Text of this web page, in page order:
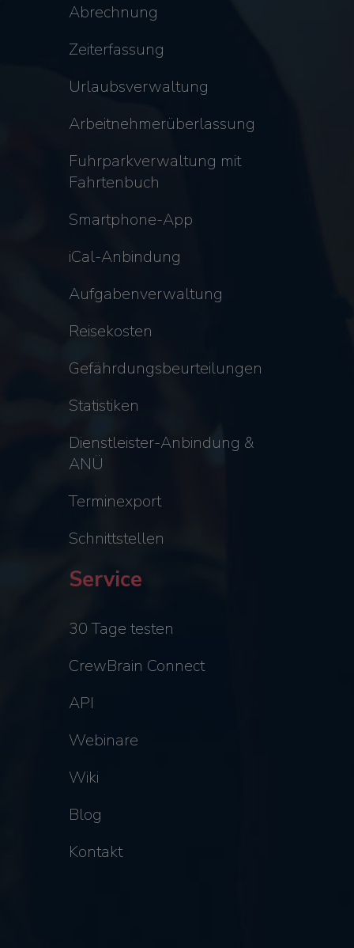
Abrechnung
Zeiterfassung
Urlaubsverwaltung
Arbeitnehmerüberlassung
Fuhrparkverwaltung mit
Fahrtenbuch
Smartphone-App
iCal-Anbindung
Aufgabenverwaltung
Reisekosten
Gefährdungsbeurteilungen
Statistiken
Dienstleister-Anbindung &
ANÜ
Terminexport
Schnittstellen
Service
30 Tage testen
CrewBrain Connect
API
Webinare
Wiki
Blog
Kontakt